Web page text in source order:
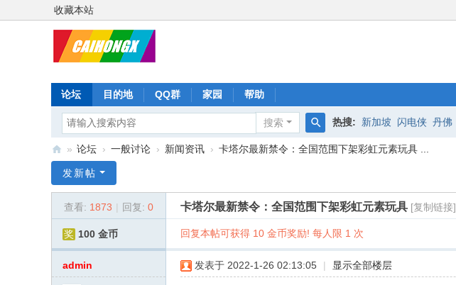
收藏本站
论坛 目的地 QQ群 家园 帮助
搜索
搜
热搜: 新加坡 闪电侠 丹佛
虹
» 论坛 › 一般讨论 › 新闻资讯 › 卡塔尔最新禁令：全国范围下架彩虹元素玩具 ...
发新帖
查看: 1873 | 回复: 0 卡塔尔最新禁令：全国范围下架彩虹元素玩具 [复制链接]
奖 100 金币 回复本帖可获得 10 金币奖励! 每人限 1 次
admin 发表于 2022-1-26 02:13:05 | 显示全部楼层